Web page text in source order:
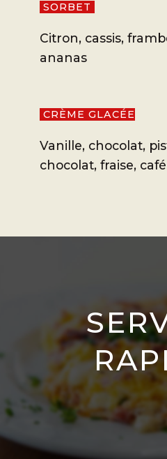
SORBET
Citron, cassis,
ananas
CRÈME GLACÉE
Vanille, chocolat,
chocolat, fraise, café